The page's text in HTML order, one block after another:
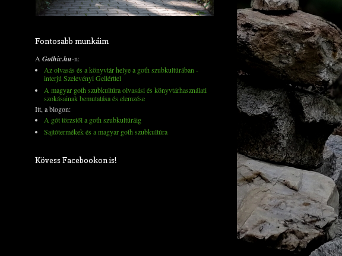
Fontosabb munkáim
A Gothic.hu-n:
Az olvasás és a könyvtár helye a goth szubkultúrában -
interjú Szelevényi Gellérttel
A magyar goth szubkultúra olvasási és könyvtárhasználati
szokásainak bemutatása és elemzése
Itt, a blogon:
A gót törzstől a goth szubkultúráig
Sajtótermékek és a magyar goth szubkultúra
Kövess Facebookon is!